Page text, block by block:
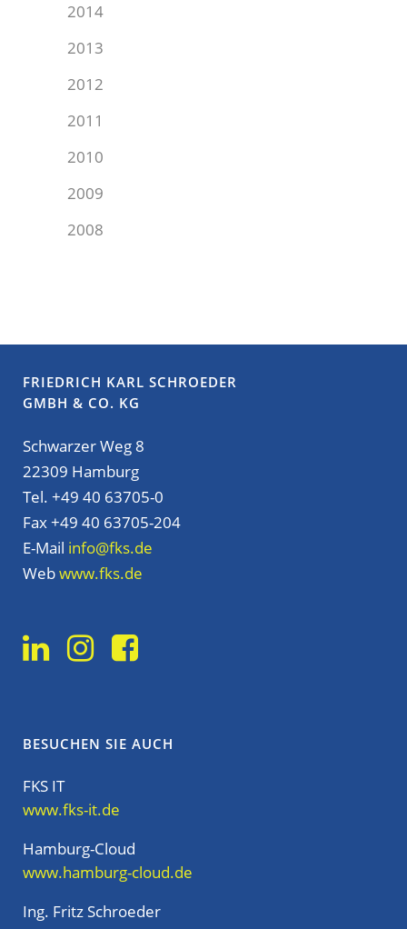
2014
2013
2012
2011
2010
2009
2008
FRIEDRICH KARL SCHROEDER
GMBH & CO. KG
Schwarzer Weg 8
22309 Hamburg
Tel. +49 40 63705-0
Fax +49 40 63705-204
E-Mail info@fks.de
Webwww.fks.de
BESUCHEN SIE AUCH
FKS IT
www.fks-it.de
Hamburg-Cloud
www.hamburg-cloud.de
Ing. Fritz Schroeder